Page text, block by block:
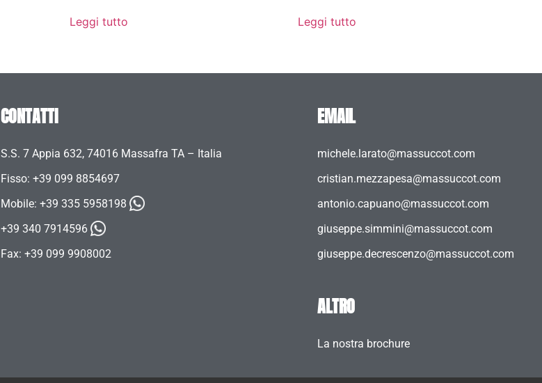
Leggi tutto Leggi tutto
CONTATTI
S.S. 7 Appia 632, 74016 Massafra TA – Italia
Fisso: +39 099 8854697
Mobile: +39 335 5958198
+39 340 7914596
Fax: +39 099 9908002
EMAIL
michele.larato@massuccot.com
cristian.mezzapesa@massuccot.com
antonio.capuano@massuccot.com
giuseppe.simmini@massuccot.com
giuseppe.decrescenzo@massuccot.com
ALTRO
La nostra brochure